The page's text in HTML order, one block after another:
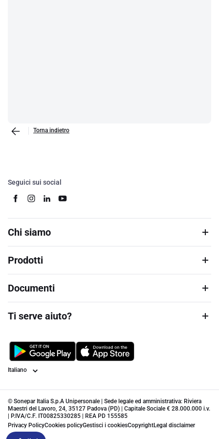
Torna indietro
Seguici sui social
Chi siamo
Prodotti
Documenti
Ti serve aiuto?
Lingua
© Sonepar Italia S.p.A Unipersonale | Sede legale ed amministrativa: Riviera
Maestri del Lavoro, 24, 35127 Padova (PD) | Capitale Sociale € 28.000.000 i.v.
| P.IVA/C.F. IT00825330285 | REA PD 155585
Privacy PolicyCookies policyGestisci i cookiesCopyrightLegal disclaimer